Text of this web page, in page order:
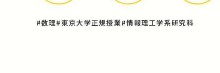
#数理#東京大学正規授業#情報理工学系研究科